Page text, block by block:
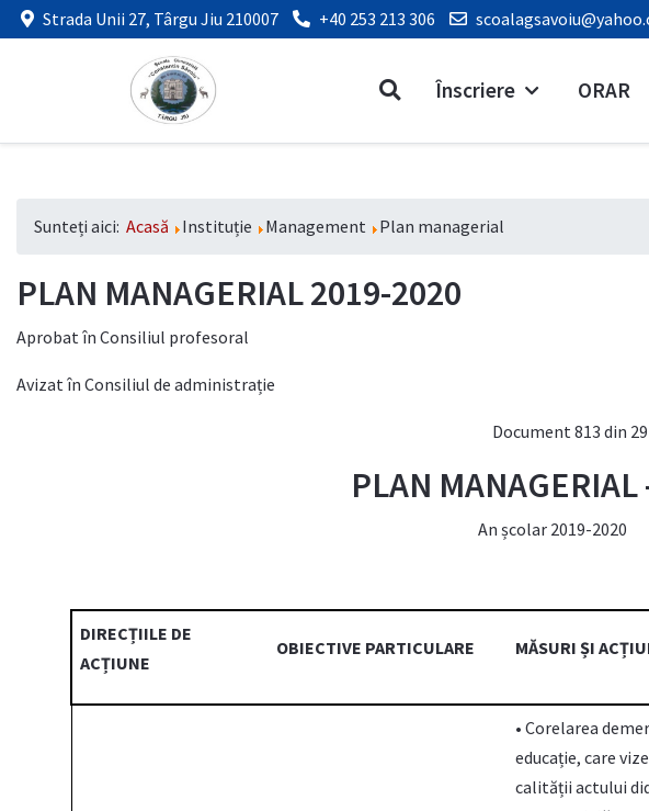
Strada Unii 27, Târgu Jiu 210007 +40 253 213 306
Înscriere ORAR
Sunteți aici: Acasă Instituție Management Plan managerial
PLAN MANAGERIAL 2019-2020
Aprobat în Consiliul profesoral
Avizat în Consiliul de administrație
Document 813 din
PLAN
An școlar 2019-2020
DIRECȚIILE DE
ACȚIUNE
OBIECTIVE PARTICULARE MĂSURI ȘI
• Corelarea
educație, care
calității actului